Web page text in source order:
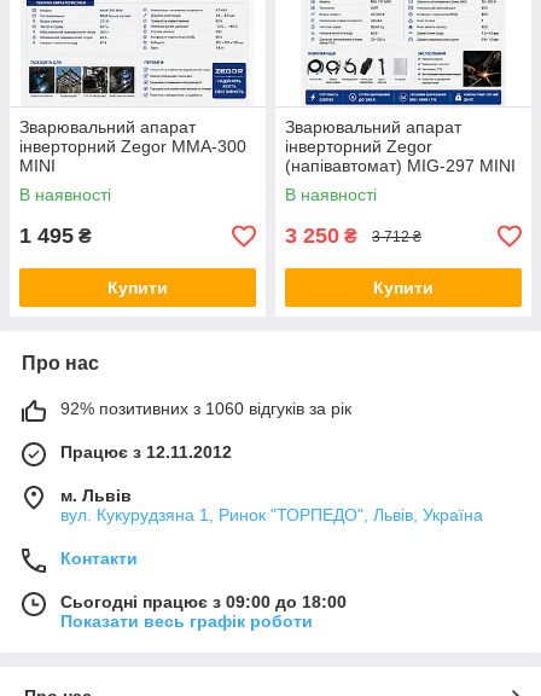
Зварювальний апарат
інверторний Zegor MMA-300
MINI
В наявності
1 495 ₴
Купити
Зварювальний апарат
інверторний Zegor
(напівавтомат) MIG-297 MINI
В наявності
3 250 ₴ 3 712 ₴
Купити
Про нас
92% позитивних з 1060 відгуків за рік
Працює з 12.11.2012
м. Львів
вул. Кукурудзяна 1, Ринок "ТОРПЕДО", Львів, Україна
Контакти
Сьогодні працює з 09:00 до 18:00
Показати весь графік роботи